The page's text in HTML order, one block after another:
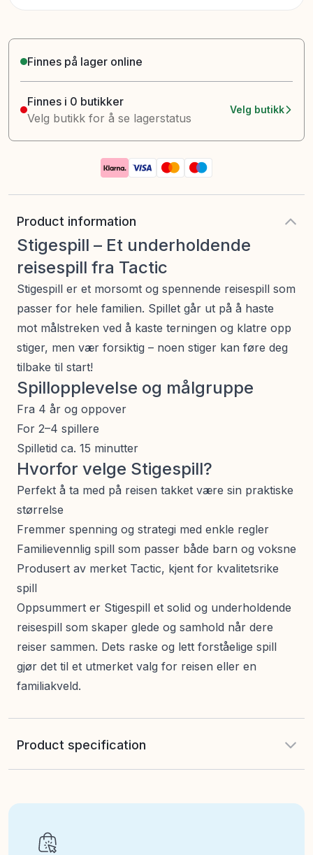
Finnes på lager online
Finnes i 0 butikker
Velg butikk for å se lagerstatus
Velg butikk
Product information
Stigespill – Et underholdende
reisespill fra Tactic
Stigespill er et morsomt og spennende reisespill som
passer for hele familien. Spillet går ut på å haste
mot målstreken ved å kaste terningen og klatre opp
stiger, men vær forsiktig – noen stiger kan føre deg
tilbake til start!
Spillopplevelse og målgruppe
Fra 4 år og oppover
For 2–4 spillere
Spilletid ca. 15 minutter
Hvorfor velge Stigespill?
Perfekt å ta med på reisen takket være sin praktiske
størrelse
Fremmer spenning og strategi med enkle regler
Familievennlig spill som passer både barn og voksne
Produsert av merket Tactic, kjent for kvalitetsrike
spill
Oppsummert er Stigespill et solid og underholdende
reisespill som skaper glede og samhold når dere
reiser sammen. Dets raske og lett forståelige spill
gjør det til et utmerket valg for reisen eller en
familiakveld.
Product specification
Art nr:120-58134